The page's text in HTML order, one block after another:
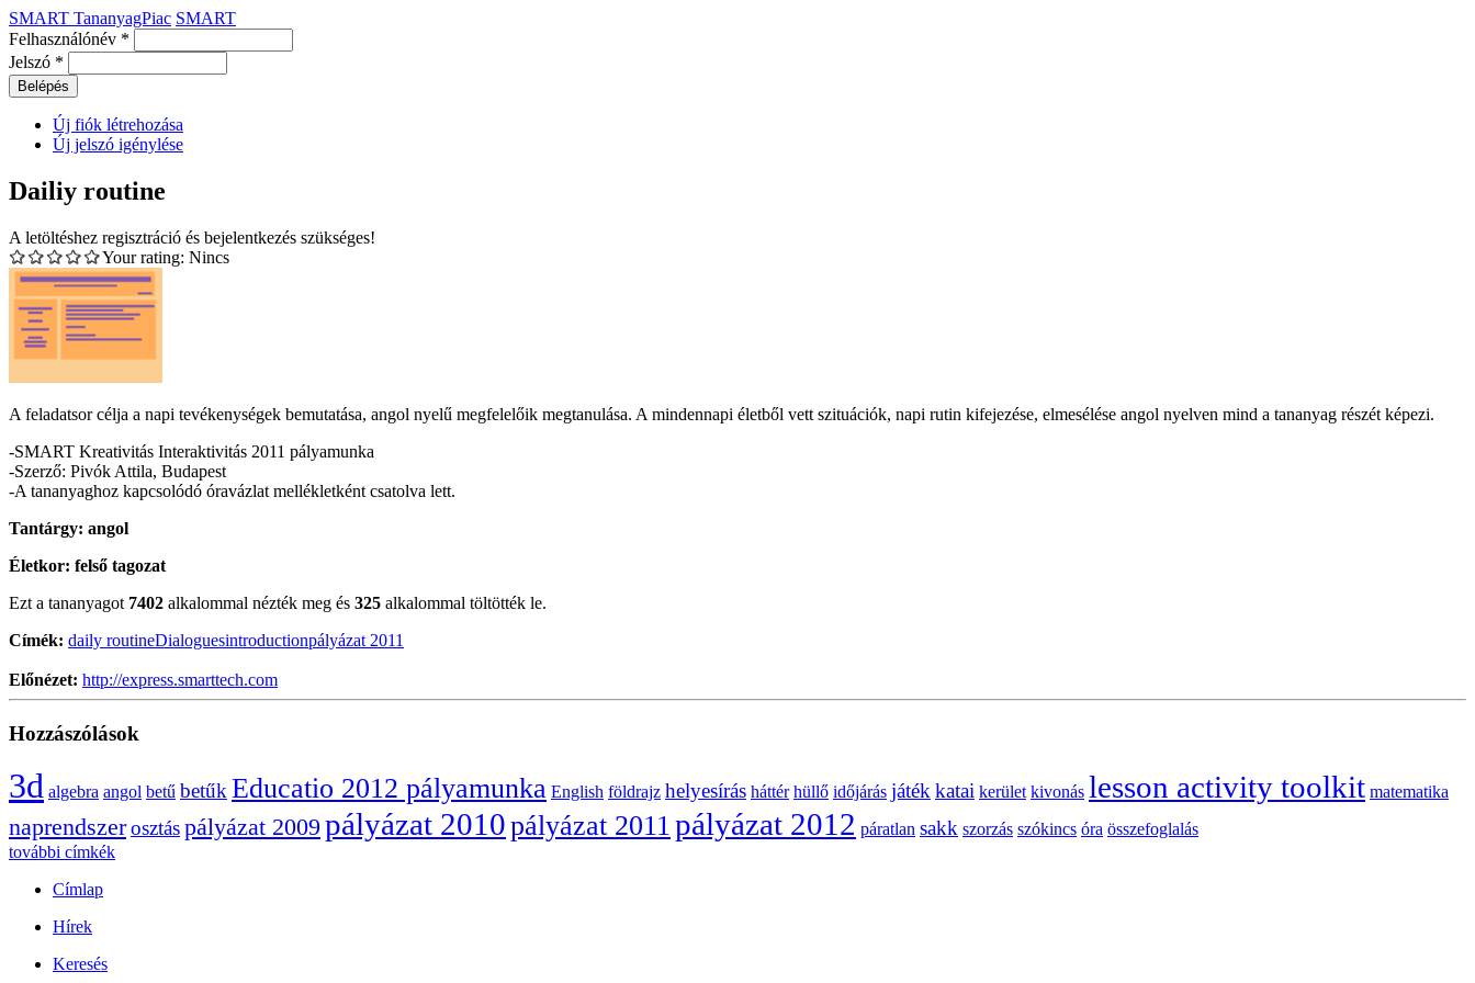
SMART TananyagPiac SMART
Felhasználónév *
Jelszó *
Új fiók létrehozása
Új jelszó igénylése
Dailiy routine
A letöltéshez regisztráció és bejelentkezés szükséges!
Your rating: Nincs
A feladatsor célja a napi tevékenységek bemutatása, angol nyelű megfelelőik megtanulása. A mindennapi életből vett szituációk, napi rutin kifejezése, elmesélése angol nyelven mind a tananyag részét képezi.
-SMART Kreativitás Interaktivitás 2011 pályamunka
-Szerző: Pivók Attila, Budapest
-A tananyaghoz kapcsolódó óravázlat mellékletként csatolva lett.
Tantárgy: angol
Életkor: felső tagozat
Ezt a tananyagot 7402 alkalommal nézték meg és 325 alkalommal töltötték le.
Címék: daily routineDialoguesintroductionpályázat 2011
Előnézet: http://express.smarttech.com
Hozzászólások
3d algebra angol betű betűkEducatio 2012 pályamunka English földrajz helyesírás háttér hüllő időjárás játékkatai kerület kivonás lesson activity toolkit matematika
naprendszerosztáspályázat 2009 pályázat 2010pályázat 2011pályázat 2012 páratlan sakk szorzás szókincs óra összefoglalás
további címkék
Címlap
Hírek
Keresés